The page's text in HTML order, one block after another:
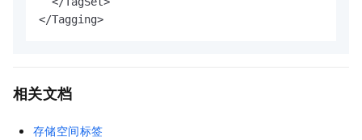
</Tagging>
相关文档
存储空间标签